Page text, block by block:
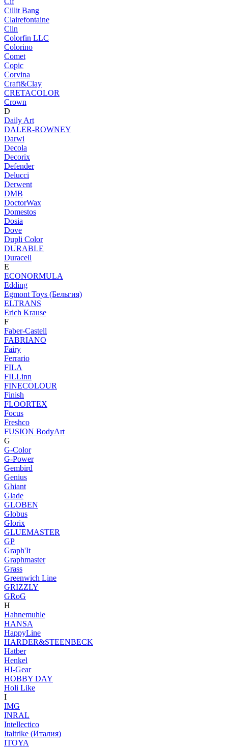
Cillit Bang
Clairefontaine
Clin
Colorfin LLC
Colorino
Comet
Copic
Corvina
Craft&Clay
CRETACOLOR
Crown
D
Daily Art
DALER-ROWNEY
Darwi
Decola
Decorix
Defender
Delucci
Derwent
DMB
DoctorWax
Domestos
Dosia
Dove
Dupli Color
DURABLE
Duracell
E
ECONORMULA
Edding
Egmont Toys (Бельгия)
ELTRANS
Erich Krause
F
Faber-Castell
FABRIANO
Fairy
Ferrario
FILA
FILLinn
FINECOLOUR
Finish
FLOORTEX
Focus
Freshco
FUSION BodyArt
G
G-Color
G-Power
Gembird
Genius
Ghiant
Glade
GLOBEN
Globus
Glorix
GLUEMASTER
GP
Graph'It
Graphmaster
Grass
Greenwich Line
GRIZZLY
GRoG
H
Hahnemuhle
HANSA
HappyLine
HARDER&STEENBECK
Hatber
Henkel
HI-Gear
HOBBY DAY
Holi Like
I
IMG
INRAL
Intellectico
Italtrike (Италия)
ITOYA